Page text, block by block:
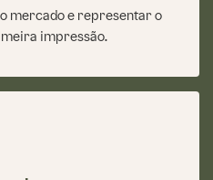
mercado e representar o
impressão.